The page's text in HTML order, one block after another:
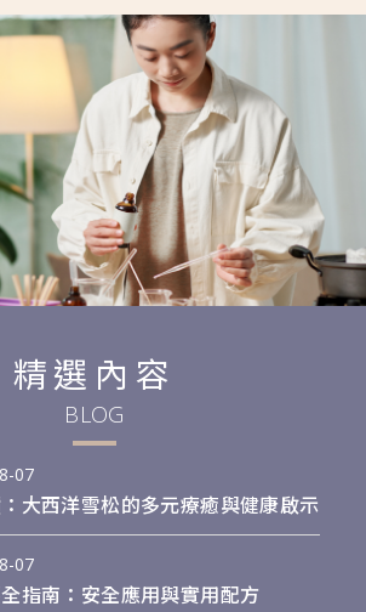
精選內容
BLOG
07
大西洋雪松的多元療癒與健康啟示
07
指南：安全應用與實用配方